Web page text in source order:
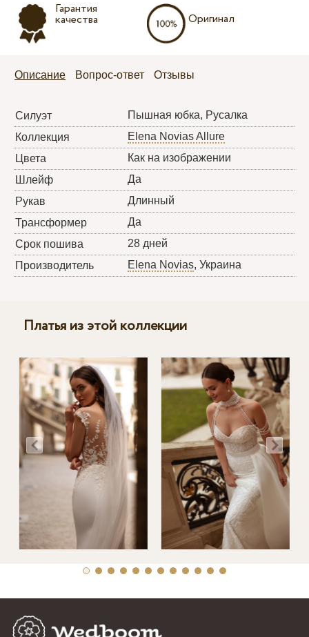
Гарантия
качества Оригинал
Описание Вопрос-ответ Отзывы
Силуэт
Пышная юбка, Русалка
Коллекция
Elena Novias Allure
Цвета
Как на изображении
Шлейф
Да
Рукав
Длинный
Трансформер
Да
Срок пошива
28 дней
Производитель
Elena Novias, Украина
Платья из этой коллекции